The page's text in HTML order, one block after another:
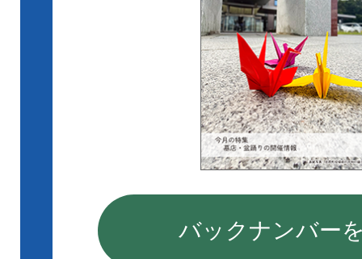
札の公告
2026年07月23日
令和8年
会の開催
開催）
2026年07月22日 （更新）
バックナンバー